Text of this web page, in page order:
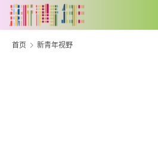
首页 新青年视野